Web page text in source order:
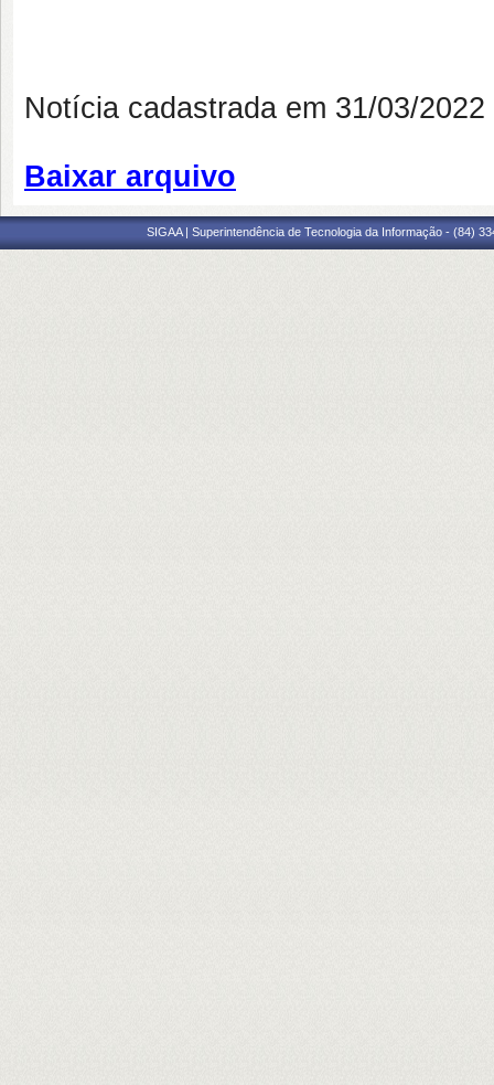
Notícia cadastrada em 31/03/
Baixar arquivo
SIGAA | Superintendência de Tecnologia da Informação - (84)